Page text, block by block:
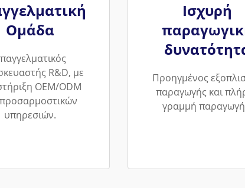
Ομάδα
R&D, με
OEM/ODM
προσαρμοστικών
υπηρεσιών.
Ισχυρή
Προηγμένος
παραγωγής και
γραμμή